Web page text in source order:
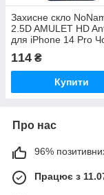
Захисне скло
2.5D AMULET HD
для iPhone 14 Pro
114 ₴
Купити
Про нас
96%
Працює з